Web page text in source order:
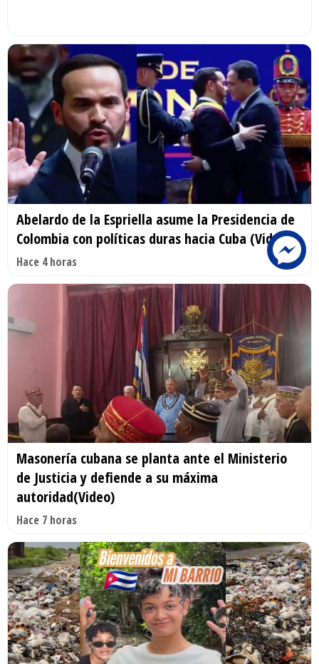
Abelardo de la Espriella asume la Presidencia de
Colombia con políticas duras hacia Cuba (Video)
Hace 4 horas
Masonería cubana se planta ante el Ministerio
de Justicia y defiende a su máxima
autoridad(Video)
Hace 7 horas